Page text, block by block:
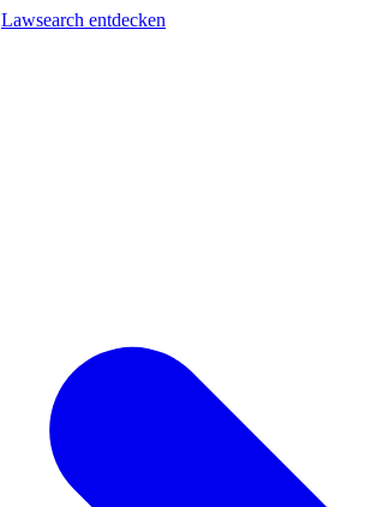
Lawsearch entdecken